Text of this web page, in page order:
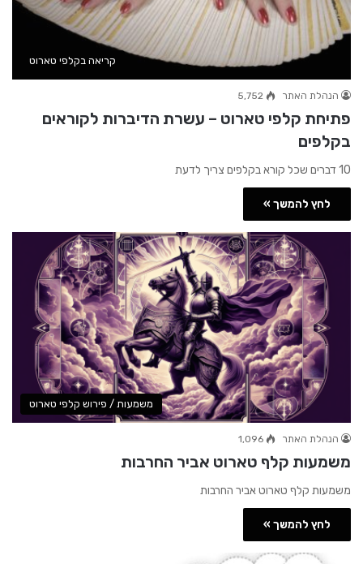
קריאה בקלפי טארוט
הנהלת האתר 5,752
פתיחת קלפי טארוט – עשרת הדיברות לקוראים
בקלפים
10 דברים שכל קורא בקלפים צריך לדעת
לחץ להמשך »
משמעות / פירוש קלפי טארוט
הנהלת האתר 1,096
משמעות קלף טארוט אביר החרבות
משמעות קלף טארוט אביר החרבות
לחץ להמשך »